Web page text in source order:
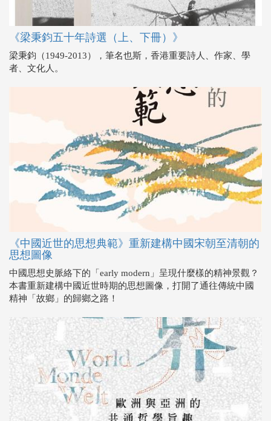
《梁秉鈞五十年詩選（上、下冊）》
梁秉鈞（1949-2013），筆名也斯，香港重要詩人、作家、學
者、文化人。
《中國近世的思想典範》重新建構中國宋朝至清朝的
思想圖像
中國思想史脈絡下的「early modern」呈現什麼樣的精神景觀？
本書重新建構中國近世時期的思想圖像，打開了通往傳統中國
精神「故鄉」的歸鄉之路！